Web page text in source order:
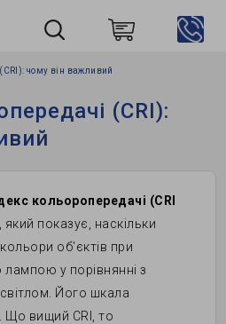
(CRI): чому він важливий
(CRI):
кольоропередачі (CRI
показує, наскільки
об'єктів при
лампою у порівнянні з
Його шкала
Що вищий CRI, то